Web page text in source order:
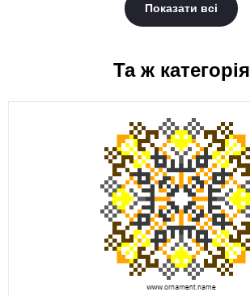
Показати всі
Та ж категорія